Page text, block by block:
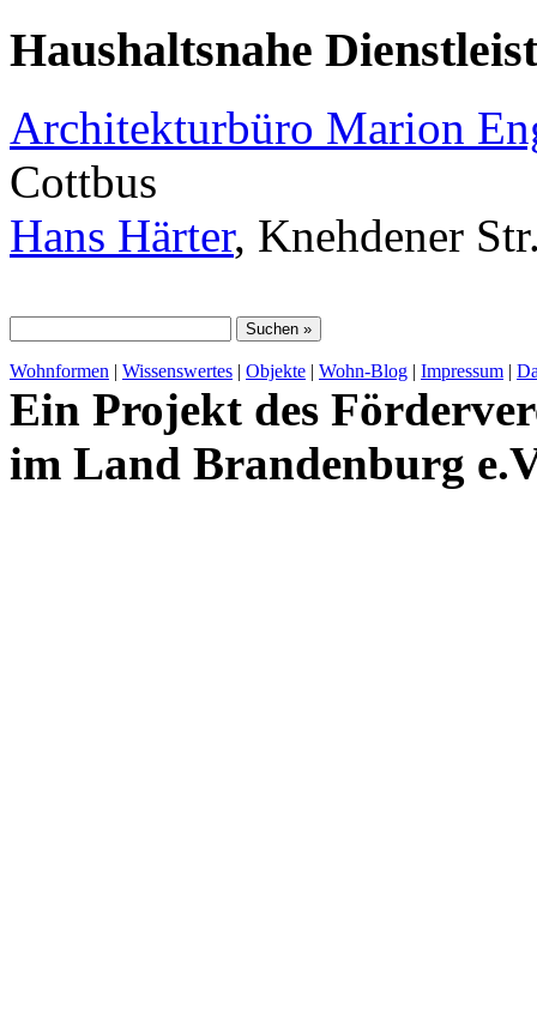
Haushaltsnahe
Architekturbüro Marion
Cottbus
Hans Härter, Knehdener
Wohnformen | Wissenswertes | Objekte | Wohn-Blog | Impressum |
Ein Projekt des
im Land Brandenburg